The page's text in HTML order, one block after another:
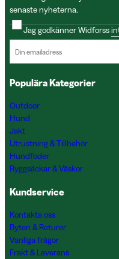
senaste nyheterna.
Jag godkänner Widforss
Populära Kategorier
Outdoor
Hund
Jakt
Utrustning & Tillbehör
Hundfoder
Ryggsäckar & Väskor
Kundservice
Kontakta oss
Byten & Returer
Vanliga frågor
Frakt & Leverans